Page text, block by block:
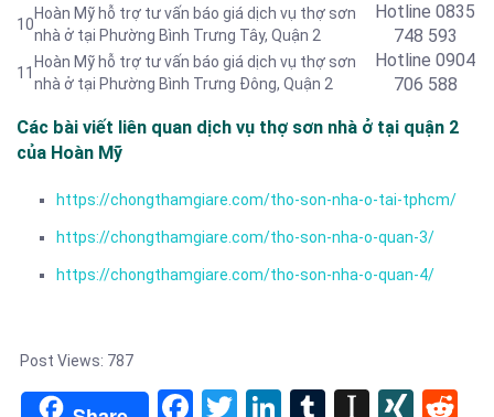
10
Hoàn Mỹ hỗ trợ tư vấn báo giá dịch vụ thợ sơn
nhà ở tại Phường Bình Trưng Tây, Quận 2
Hotline 0835
748 593
11
Hoàn Mỹ hỗ trợ tư vấn báo giá dịch vụ thợ sơn
nhà ở tại Phường Bình Trưng Đông, Quận 2
Hotline 0904
706 588
Các bài viết liên quan dịch vụ thợ sơn nhà ở tại quận 2
của Hoàn Mỹ
https://chongthamgiare.com/tho-son-nha-o-tai-tphcm/
https://chongthamgiare.com/tho-son-nha-o-quan-3/
https://chongthamgiare.com/tho-son-nha-o-quan-4/
Post Views: 787
Facebook
TwitterLinkedIn
Tumblr